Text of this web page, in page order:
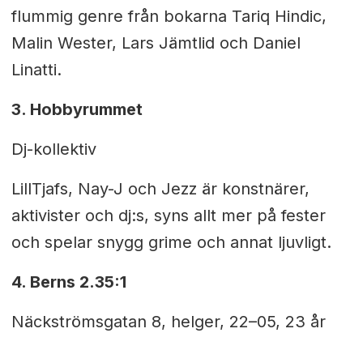
flummig genre från bokarna Tariq Hindic,
Malin Wester, Lars Jämtlid och Daniel
Linatti.
3. Hobbyrummet
Dj-kollektiv
LillTjafs, Nay-J och Jezz är konstnärer,
aktivister och dj:s, syns allt mer på fester
och spelar snygg grime och annat ljuvligt.
4. Berns 2.35:1
Näckströmsgatan 8, helger, 22–05, 23 år